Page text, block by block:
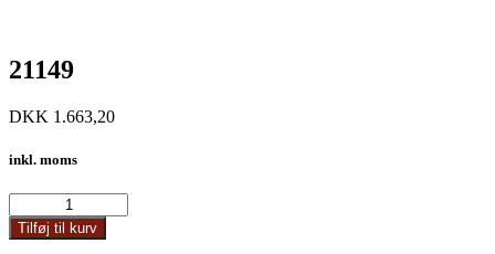
21149
DKK 1.663,20
inkl. moms
antal
Tilføj til kurv